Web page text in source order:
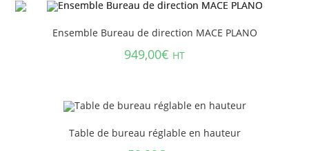
Ensemble Bureau de direction MACE PLANO
949,00€ HT
Table de bureau réglable en hauteur